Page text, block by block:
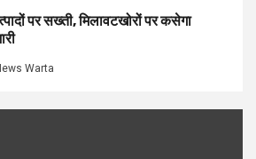
पर सख्ती, मिलावटखोरों पर कसेगा
Warta